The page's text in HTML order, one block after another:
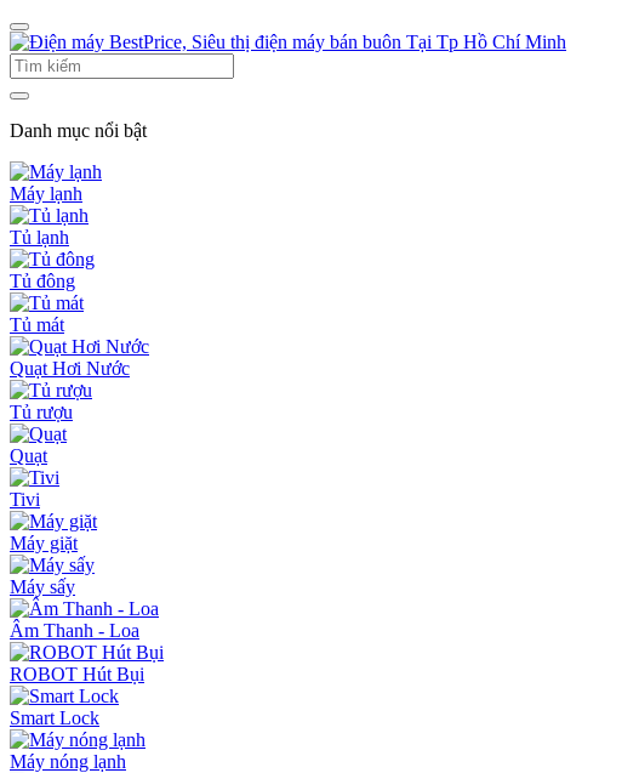
Danh mục nổi bật
Máy lạnh
Tủ lạnh
Tủ đông
Tủ mát
Quạt Hơi Nước
Tủ rượu
Quạt
Tivi
Máy giặt
Máy sấy
Âm Thanh - Loa
ROBOT Hút Bụi
Smart Lock
Máy nóng lạnh